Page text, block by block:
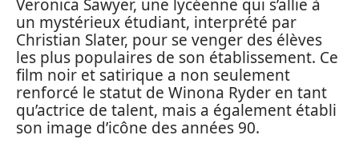
Veronica Sawyer, une lycéenne qui s’allie à
un mystérieux étudiant, interprété par
Christian Slater, pour se venger des élèves
les plus populaires de son établissement. Ce
film noir et satirique a non seulement
renforcé le statut de Winona Ryder en tant
qu’actrice de talent, mais a également établi
son image d’icône des années 90.